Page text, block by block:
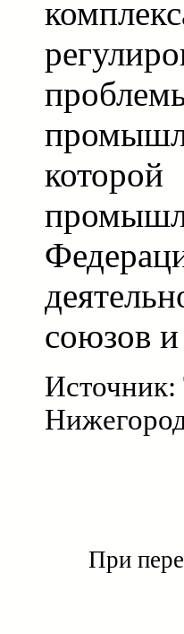
союзов
Источник:
При